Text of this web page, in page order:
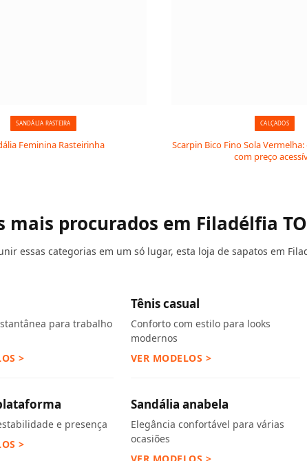
SANDÁLIA RASTEIRA
Feminina Rasteirinha
CALÇADOS
Scarpin Bico Fino Sola
com preço
mais procurados em Filadélfia TO
essas categorias em um só lugar, esta loja de sapatos em
para trabalho
>
Tênis casual
Conforto com estilo para looks
modernos
VER MODELOS >
e presença
>
Sandália anabela
Elegância confortável para várias
ocasiões